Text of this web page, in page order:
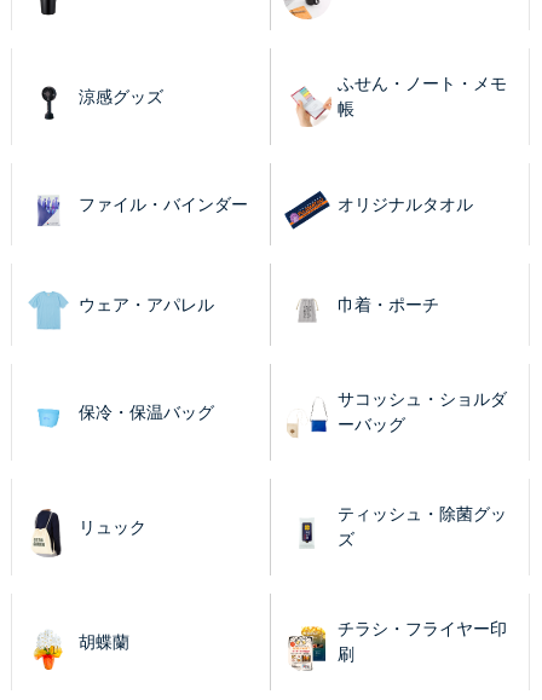
涼感グッズ
ふせん・ノート・メモ
帳
ファイル・バインダー オリジナルタオル
ウェア・アパレル 巾着・ポーチ
保冷・保温バッグ
サコッシュ・ショルダ
ーバッグ
リュック
ティッシュ・除菌グッ
ズ
胡蝶蘭
チラシ・フライヤー印
刷